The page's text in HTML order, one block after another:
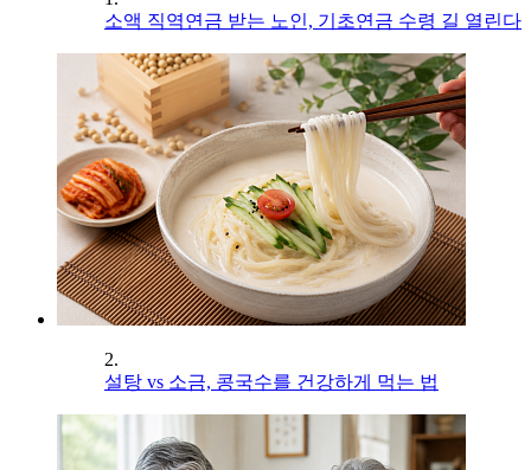
소액 직역연금 받는 노인, 기초연금 수령 길 열린다
2.
설탕 vs 소금, 콩국수를 건강하게 먹는 법